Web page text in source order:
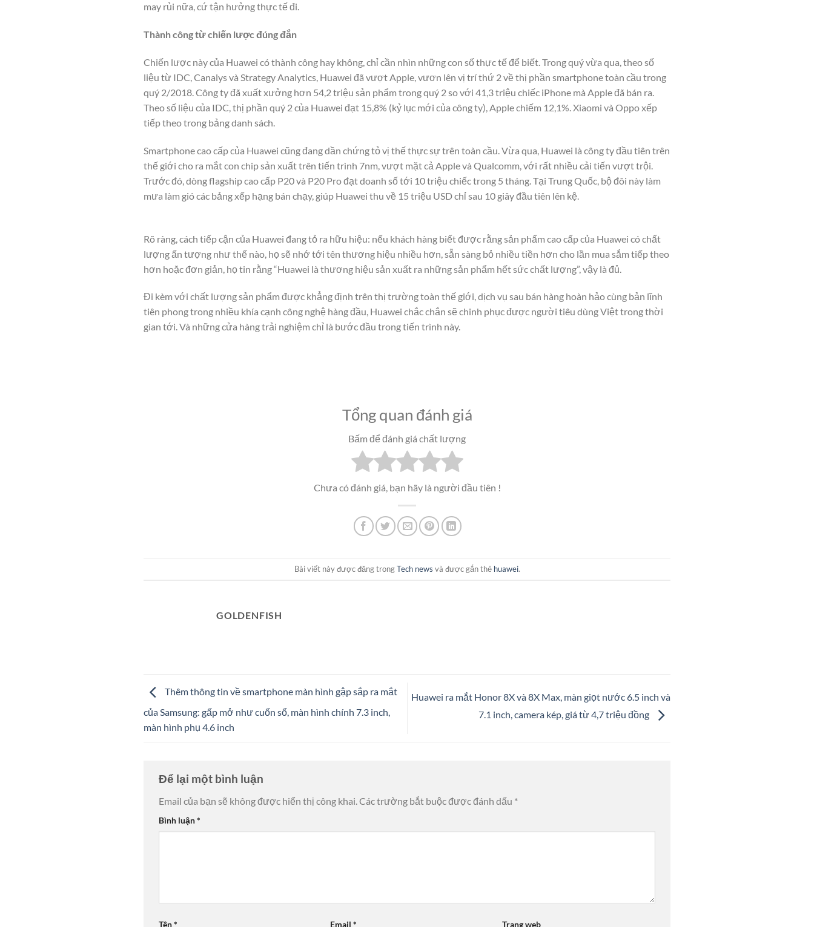
may rủi nữa, cứ tận hưởng thực tế đi.
Thành công từ chiến lược đúng đắn
Chiến lược này của Huawei có thành công hay không, chỉ cần nhìn những con số thực tế để biết. Trong quý vừa qua, theo số
liệu từ IDC, Canalys và Strategy Analytics, Huawei đã vượt Apple, vươn lên vị trí thứ 2 về thị phần smartphone toàn cầu trong
quý 2/2018. Công ty đã xuất xưởng hơn 54,2 triệu sản phẩm trong quý 2 so với 41,3 triệu chiếc iPhone mà Apple đã bán ra.
Theo số liệu của IDC, thị phần quý 2 của Huawei đạt 15,8% (kỷ lục mới của công ty), Apple chiếm 12,1%. Xiaomi và Oppo xếp
tiếp theo trong bảng danh sách.
Smartphone cao cấp của Huawei cũng đang dần chứng tỏ vị thế thực sự trên toàn cầu. Vừa qua, Huawei là công ty đầu tiên trên
thế giới cho ra mắt con chip sản xuất trên tiến trình 7nm, vượt mặt cả Apple và Qualcomm, với rất nhiều cải tiến vượt trội.
Trước đó, dòng flagship cao cấp P20 và P20 Pro đạt doanh số tới 10 triệu chiếc trong 5 tháng. Tại Trung Quốc, bộ đôi này làm
mưa làm gió các bảng xếp hạng bán chạy, giúp Huawei thu về 15 triệu USD chỉ sau 10 giây đầu tiên lên kệ.
Rõ ràng, cách tiếp cận của Huawei đang tỏ ra hữu hiệu: nếu khách hàng biết được rằng sản phẩm cao cấp của Huawei có chất
lượng ấn tượng như thế nào, họ sẽ nhớ tới tên thương hiệu nhiều hơn, sẵn sàng bỏ nhiều tiền hơn cho lần mua sắm tiếp theo
hơn hoặc đơn giản, họ tin rằng “Huawei là thương hiệu sản xuất ra những sản phẩm hết sức chất lượng”, vậy là đủ.
Đi kèm với chất lượng sản phẩm được khẳng định trên thị trường toàn thế giới, dịch vụ sau bán hàng hoàn hảo cùng bản lĩnh
tiên phong trong nhiều khía cạnh công nghệ hàng đầu, Huawei chắc chắn sẽ chinh phục được người tiêu dùng Việt trong thời
gian tới. Và những cửa hàng trải nghiệm chỉ là bước đầu trong tiến trình này.
Tổng quan đánh giá
Bấm để đánh giá chất lượng
Chưa có đánh giá, bạn hãy là người đầu tiên !
Bài viết này được đăng trongTech news và được gắn thẻ huawei.
GOLDENFISH
Thêm thông tin về smartphone màn hình gập sắp ra mắt
của Samsung: gấp mở như cuốn sổ, màn hình chính 7.3 inch,
màn hình phụ 4.6 inch
Huawei ra mắt Honor 8X và 8X Max, màn giọt nước 6.5 inch và
7.1 inch, camera kép, giá từ 4,7 triệu đồng
Để lại một bình luận
Email của bạn sẽ không được hiển thị công khai.Các trường bắt buộc được đánh dấu *
Bình luận*
Tên* Email* Trang web